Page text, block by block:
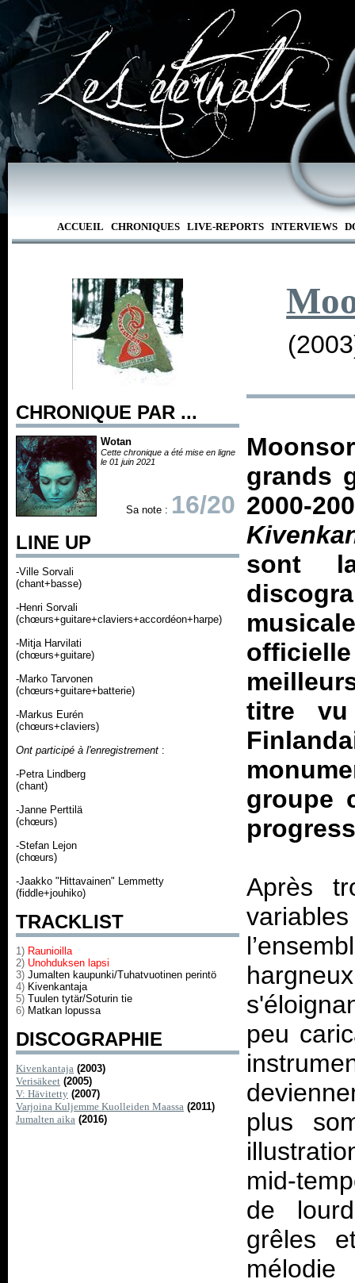
ACCUEIL CHRONIQUES LIVE-REPORTS INTERVIEWS
CHRONIQUE PAR ...
Wotan
Cette chronique a été mise en ligne
le 01 juin 2021
Sa note : 16/20
LINE UP
-Ville Sorvali
(chant+basse)
-Henri Sorvali
(chœurs+guitare+claviers+accordéon+harpe)
-Mitja Harvilati
(chœurs+guitare)
-Marko Tarvonen
(chœurs+guitare+batterie)
-Markus Eurén
(chœurs+claviers)
Ont participé à l'enregistrement :
-Petra Lindberg
(chant)
-Janne Perttilä
(chœurs)
-Stefan Lejon
(chœurs)
-Jaakko "Hittavainen" Lemmetty
(fiddle+jouhiko)
TRACKLIST
1) Raunioilla
2) Unohduksen lapsi
3) Jumalten kaupunki/Tuhatvuotinen perintö
4) Kivenkantaja
5) Tuulen tytär/Soturin tie
6) Matkan lopussa
DISCOGRAPHIE
Kivenkantaja (2003)
Verisäkeet (2005)
V: Hävitetty (2007)
Varjoina Kuljemme Kuolleiden Maassa (2011)
Jumalten aika (2016)
grands
sont
titre
groupe
Après
peu
plus
mid-
de
grêles